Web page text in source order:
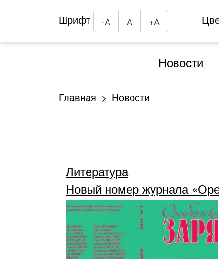
Шрифт -А А +А
Новости
Главная Новости
Литература
Новый номер журнала